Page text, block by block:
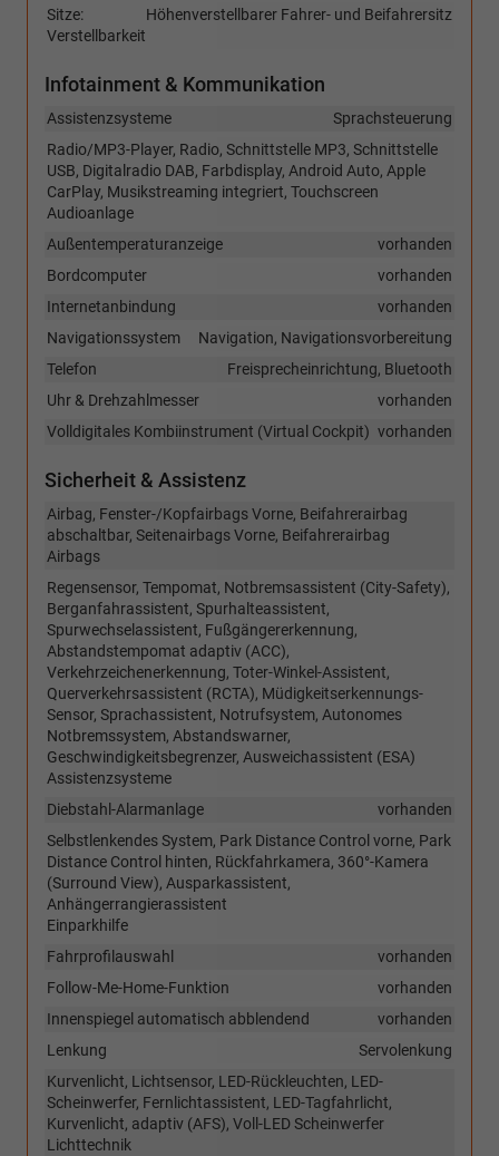
Höhenverstellbarer Fahrer- und Beifahrersitz
Sitze:
Verstellbarkeit
Infotainment & Kommunikation
Sprachsteuerung
Assistenzsysteme
Radio/MP3-Player, Radio, Schnittstelle MP3, Schnittstelle
USB, Digitalradio DAB, Farbdisplay, Android Auto, Apple
CarPlay, Musikstreaming integriert, Touchscreen
Audioanlage
vorhanden
Außentemperaturanzeige
vorhanden
Bordcomputer
vorhanden
Internetanbindung
Navigation, Navigationsvorbereitung
Navigationssystem
Freisprecheinrichtung, Bluetooth
Telefon
vorhanden
Uhr & Drehzahlmesser
vorhanden
Volldigitales Kombiinstrument (Virtual Cockpit)
Sicherheit & Assistenz
Airbag, Fenster-/Kopfairbags Vorne, Beifahrerairbag
abschaltbar, Seitenairbags Vorne, Beifahrerairbag
Airbags
Regensensor, Tempomat, Notbremsassistent (City-Safety),
Berganfahrassistent, Spurhalteassistent,
Spurwechselassistent, Fußgängererkennung,
Abstandstempomat adaptiv (ACC),
Verkehrzeichenerkennung, Toter-Winkel-Assistent,
Querverkehrsassistent (RCTA), Müdigkeitserkennungs-
Sensor, Sprachassistent, Notrufsystem, Autonomes
Notbremssystem, Abstandswarner,
Geschwindigkeitsbegrenzer, Ausweichassistent (ESA)
Assistenzsysteme
vorhanden
Diebstahl-Alarmanlage
Selbstlenkendes System, Park Distance Control vorne, Park
Distance Control hinten, Rückfahrkamera, 360°-Kamera
(Surround View), Ausparkassistent,
Anhängerrangierassistent
Einparkhilfe
vorhanden
Fahrprofilauswahl
vorhanden
Follow-Me-Home-Funktion
vorhanden
Innenspiegel automatisch abblendend
Servolenkung
Lenkung
Kurvenlicht, Lichtsensor, LED-Rückleuchten, LED-
Scheinwerfer, Fernlichtassistent, LED-Tagfahrlicht,
Kurvenlicht, adaptiv (AFS), Voll-LED Scheinwerfer
Lichttechnik